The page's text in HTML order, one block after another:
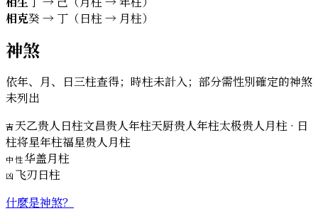
相克癸 → 丁（日柱 → 月柱）
神煞
依年、月、日三柱查得；時柱未計入；部分需性別確定的神煞
未列出
吉天乙贵人日柱文昌贵人年柱天厨贵人年柱太极贵人月柱 · 日
柱将星年柱福星贵人月柱
中性华盖月柱
凶飞刃日柱
什麼是神煞？